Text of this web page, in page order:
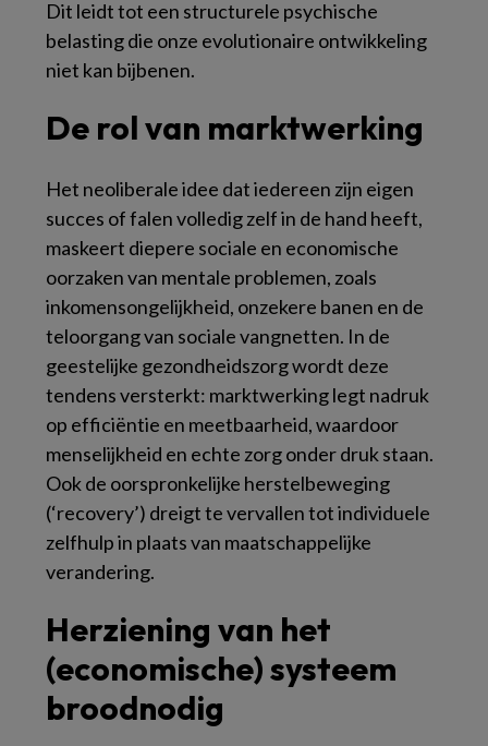
Dit leidt tot een structurele psychische
belasting die onze evolutionaire ontwikkeling
niet kan bijbenen.
De rol van marktwerking
Het neoliberale idee dat iedereen zijn eigen
succes of falen volledig zelf in de hand heeft,
maskeert diepere sociale en economische
oorzaken van mentale problemen, zoals
inkomensongelijkheid, onzekere banen en de
teloorgang van sociale vangnetten. In de
geestelijke gezondheidszorg wordt deze
tendens versterkt: marktwerking legt nadruk
op efficiëntie en meetbaarheid, waardoor
menselijkheid en echte zorg onder druk staan.
Ook de oorspronkelijke herstelbeweging
(‘recovery’) dreigt te vervallen tot individuele
zelfhulp in plaats van maatschappelijke
verandering.
Herziening van het
(economische) systeem
broodnodig